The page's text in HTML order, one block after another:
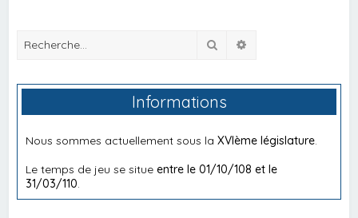
Rechercher
Informations
Nous sommes actuellement sous laXVIème législature
Le temps de jeu se situeentre le 01/10/108 et le
31/03/110